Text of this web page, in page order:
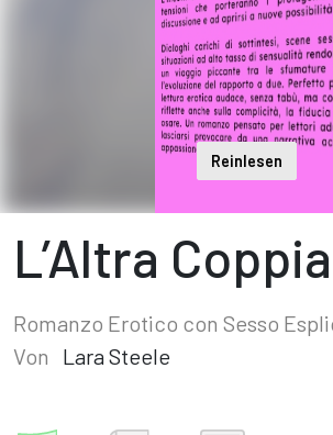
Reinlesen
L’Altra Coppia
Romanzo Erotico con Sesso
Von
Lara Steele